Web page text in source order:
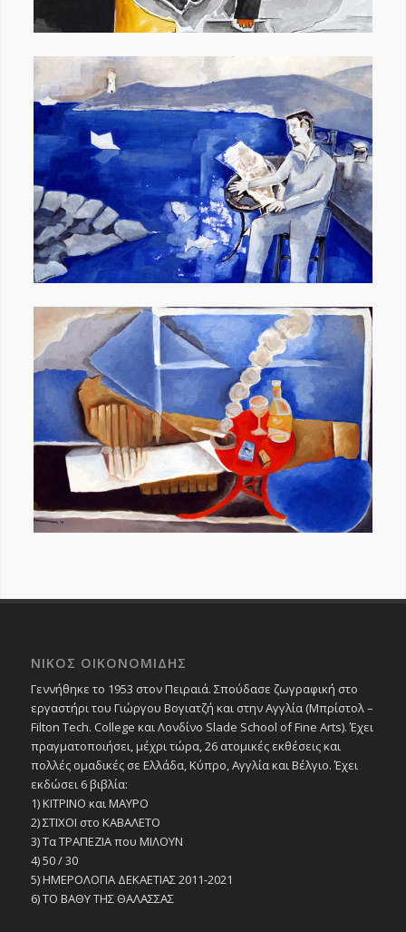
Η Μπλε Σιωπή
Επι-τραπέζια
ΝΙΚΟΣ ΟΙΚΟΝΟΜΙΔΗΣ
Γεννήθηκε το 1953 στον Πειραιά. Σπούδασε ζωγραφική στο
εργαστήρι του Γιώργου Βογιατζή και στην Αγγλία (Μπρίστολ –
Filton Tech. College και Λονδίνο Slade School of Fine Arts). Έχει
πραγματοποιήσει, μέχρι τώρα, 26 ατομικές εκθέσεις και
πολλές ομαδικές σε Ελλάδα, Κύπρο, Αγγλία και Βέλγιο. Έχει
εκδώσει 6 βιβλία:
1) ΚΙΤΡΙΝΟ και ΜΑΥΡΟ
2) ΣΤΙΧΟΙ στο ΚΑΒΑΛΕΤΟ
3) Τα ΤΡΑΠΕΖΙΑ που ΜΙΛΟΥΝ
4) 50 / 30
5) ΗΜΕΡΟΛΟΓΙΑ ΔΕΚΑΕΤΙΑΣ 2011-2021
6) ΤΟ ΒΑΘΥ ΤΗΣ ΘΑΛΑΣΣΑΣ